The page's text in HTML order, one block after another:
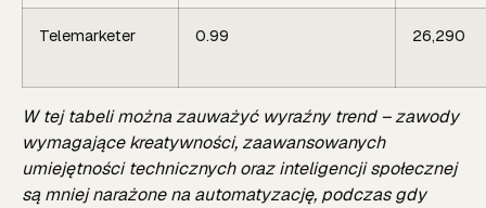
Telemarketer 0.99 26,290
W tej tabeli można zauważyć wyraźny trend – zawody
wymagające kreatywności, zaawansowanych
umiejętności technicznych oraz inteligencji społecznej
są mniej narażone na automatyzację, podczas gdy